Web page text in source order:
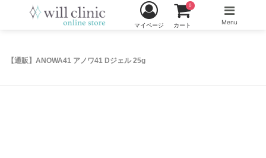
【通販】ANOWA41 アノワ41 Dジェル 25g
マイページ カート
0
Menu